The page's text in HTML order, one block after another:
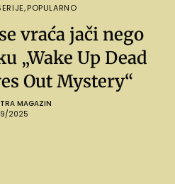
,POPULARNO
vraća jači nego
„Wake Up Dead
Out Mystery“
MAGAZIN
2025